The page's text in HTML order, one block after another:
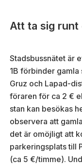
Att ta sig runt
Stadsbussnätet är
1B förbinder gamla
Gruz och Lapad-
föraren för ca 2 €
stan kan besökas
observera att
det är omöjligt att
parkeringsplats till
(ca 5 €/timme).